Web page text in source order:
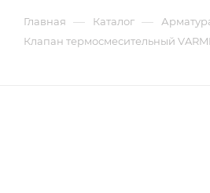
Главная — Каталог —
Клапан термосмесительный